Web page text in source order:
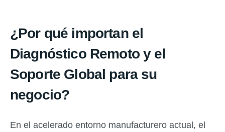
¿Por qué importan el
Diagnóstico Remoto y el
Soporte Global para su
negocio?
En el acelerado entorno manufacturero actual, el